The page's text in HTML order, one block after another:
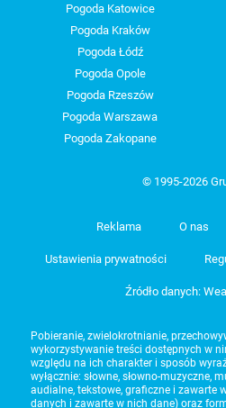
Pogoda Katowice
Pogoda Kraków
Pogoda Łódź
Pogoda Opole
Pogoda Rzeszów
Pogoda Warszawa
Pogoda Zakopane
© 1995-2026
Reklama O nas
Ustawienia prywatności
Źródło danych:
Pobieranie, zwielokrotnianie,
wykorzystywanie treści dostępnych w
względu na ich charakter i sposób
wyłącznie: słowne, słowno-muzyczne,
audialne, tekstowe, graficzne i zawarte
danych i zawarte w nich dane) oraz